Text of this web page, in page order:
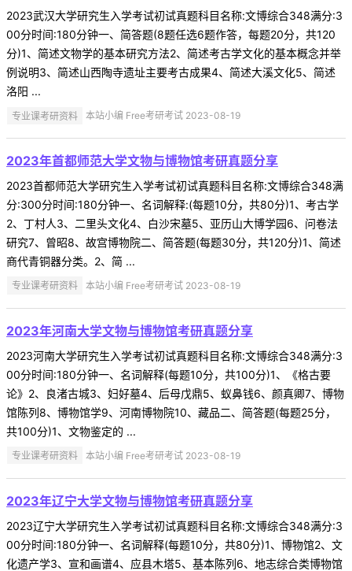
2023武汉大学研究生入学考试初试真题科目名称:文博综合348满分:3
00分时间:180分钟一、简答题(8题任选6题作答，每题20分，共120
分)1、简述文物学的基本研究方法2、简述考古学文化的基本概念并举
例说明3、简述山西陶寺遗址主要考古成果4、简述大溪文化5、简述
洛阳 ...
专业课考研资料 本站小编 Free考研考试 2023-08-19
2023年首都师范大学文物与博物馆考研真题分享
2023首都师范大学研究生入学考试初试真题科目名称:文博综合348满
分:300分时间:180分钟一、名词解释:(每题10分，共80分)1、考古学
2、丁村人3、二里头文化4、白沙宋墓5、亚历山大博学园6、问卷法
研究7、曾昭8、故宫博物院二、简答题(每题30分，共120分)1、简述
商代青铜器分类。2、简 ...
专业课考研资料 本站小编 Free考研考试 2023-08-19
2023年河南大学文物与博物馆考研真题分享
2023河南大学研究生入学考试初试真题科目名称:文博综合348满分:3
00分时间:180分钟一、名词解释(每题10分，共100分)1、《格古要
论》2、良渚古城3、妇好墓4、后母戊鼎5、蚁鼻钱6、颜真卿7、博物
馆陈列8、博物馆学9、河南博物院10、藏品二、简答题(每题25分，
共100分)1、文物鉴定的 ...
专业课考研资料 本站小编 Free考研考试 2023-08-19
2023年辽宁大学文物与博物馆考研真题分享
2023辽宁大学研究生入学考试初试真题科目名称:文博综合348满分:3
00分时间:180分钟一、名词解释(每题10分，共80分)1、博物馆2、文
化遗产学3、宣和画谱4、应县木塔5、基本陈列6、地志综合类博物馆